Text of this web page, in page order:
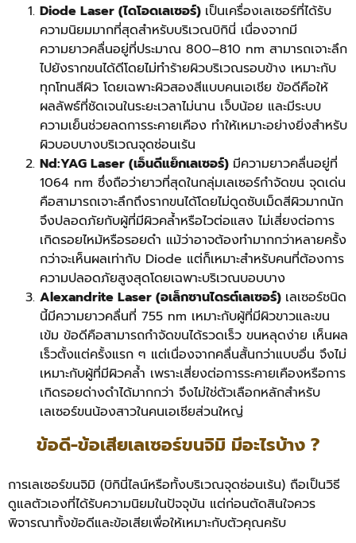
Diode Laser (ไดโอดเลเซอร์) เป็นเครื่องเลเซอร์ที่ได้รับ
ความนิยมมากที่สุดสำหรับบริเวณบิกินี่ เนื่องจากมี
ความยาวคลื่นอยู่ที่ประมาณ 800–810 nm สามารถเจาะลึก
ไปยังรากขนได้ดีโดยไม่ทำร้ายผิวบริเวณรอบข้าง เหมาะกับ
ทุกโทนสีผิว โดยเฉพาะผิวสองสีแบบคนเอเชีย ข้อดีคือให้
ผลลัพธ์ที่ชัดเจนในระยะเวลาไม่นาน เจ็บน้อย และมีระบบ
ความเย็นช่วยลดการระคายเคือง ทำให้เหมาะอย่างยิ่งสำหรับ
ผิวบอบบางบริเวณจุดซ่อนเร้น
Nd:YAG Laser (เอ็นดีแย็กเลเซอร์) มีความยาวคลื่นอยู่ที่
1064 nm ซึ่งถือว่ายาวที่สุดในกลุ่มเลเซอร์กำจัดขน จุดเด่น
คือสามารถเจาะลึกถึงรากขนได้โดยไม่ดูดซับเม็ดสีผิวมากนัก
จึงปลอดภัยกับผู้ที่มีผิวคล้ำหรือไวต่อแสง ไม่เสี่ยงต่อการ
เกิดรอยไหม้หรือรอยดำ แม้ว่าอาจต้องทำมากกว่าหลายครั้ง
กว่าจะเห็นผลเท่ากับ Diode แต่ก็เหมาะสำหรับคนที่ต้องการ
ความปลอดภัยสูงสุดโดยเฉพาะบริเวณบอบบาง
Alexandrite Laser (อเล็กซานไดรต์เลเซอร์) เลเซอร์ชนิด
นี้มีความยาวคลื่นที่ 755 nm เหมาะกับผู้ที่มีผิวขาวและขน
เข้ม ข้อดีคือสามารถกำจัดขนได้รวดเร็ว ขนหลุดง่าย เห็นผล
เร็วตั้งแต่ครั้งแรก ๆ แต่เนื่องจากคลื่นสั้นกว่าแบบอื่น จึงไม่
เหมาะกับผู้ที่มีผิวคล้ำ เพราะเสี่ยงต่อการระคายเคืองหรือการ
เกิดรอยด่างดำได้มากกว่า จึงไม่ใช่ตัวเลือกหลักสำหรับ
เลเซอร์ขนน้องสาวในคนเอเชียส่วนใหญ่
ข้อดี-ข้อเสียเลเซอร์ขนจิมิ มีอะไรบ้าง ?
การเลเซอร์ขนจิมิ (บิกินี่ไลน์หรือทั้งบริเวณจุดซ่อนเร้น) ถือเป็นวิธี
ดูแลตัวเองที่ได้รับความนิยมในปัจจุบัน แต่ก่อนตัดสินใจควร
พิจารณาทั้งข้อดีและข้อเสียเพื่อให้เหมาะกับตัวคุณครับ